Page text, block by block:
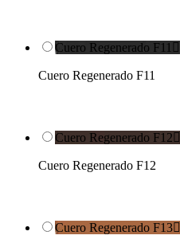
Cuero Regenerado F11 
Cuero Regenerado F11
Cuero Regenerado F12
Cuero Regenerado F12
Cuero Regenerado F13